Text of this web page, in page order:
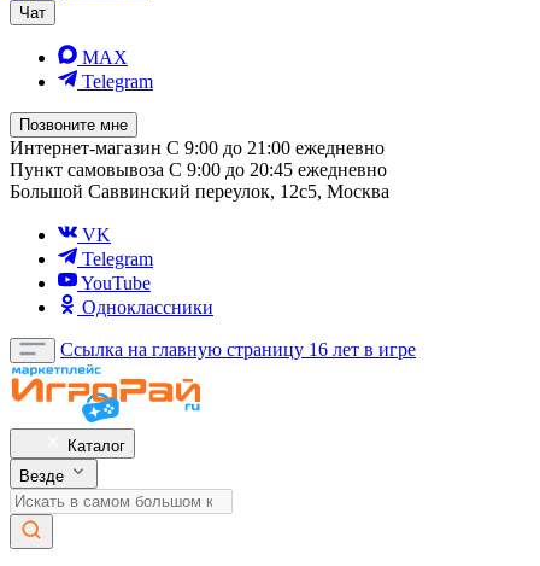
Чат
MAX
Telegram
Позвоните мне
Интернет-магазин С 9:00 до 21:00 ежедневно
Пункт самовывоза С 9:00 до 20:45 ежедневно
Большой Саввинский переулок, 12с5, Москва
VK
Telegram
YouTube
Одноклассники
Ссылка на главную страницу 16 лет в игре
Каталог
Везде